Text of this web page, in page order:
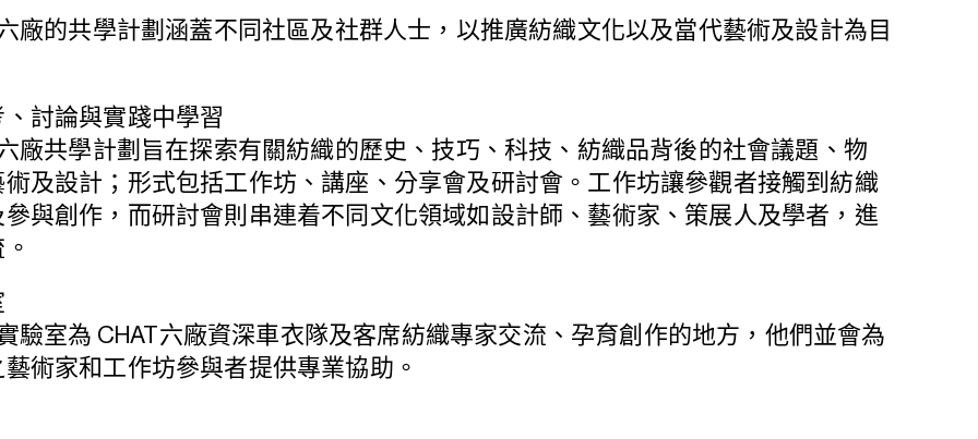
廠的共學計劃涵蓋不同社區及社群人士，以推廣紡織文化以及當代藝術及設計為目
討論與實踐中學習
廠共學計劃旨在探索有關紡織的歷史、技巧、科技、紡織品背後的社會議題、物
術及設計；形式包括工作坊、講座、分享會及研討會。工作坊讓參觀者接觸到紡織
參與創作，而研討會則串連着不同文化領域如設計師、藝術家、策展人及學者，進
驗室為 CHAT六廠資深車衣隊及客席紡織專家交流、孕育創作的地方，他們並會為
術家和工作坊參與者提供專業協助。